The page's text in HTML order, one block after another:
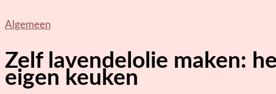
Algemeen
Zelf lavendelolie maken:
eigen keuken